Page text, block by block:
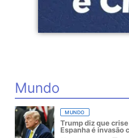
Mundo
MUNDO
Trump diz que
Espanha é invasão